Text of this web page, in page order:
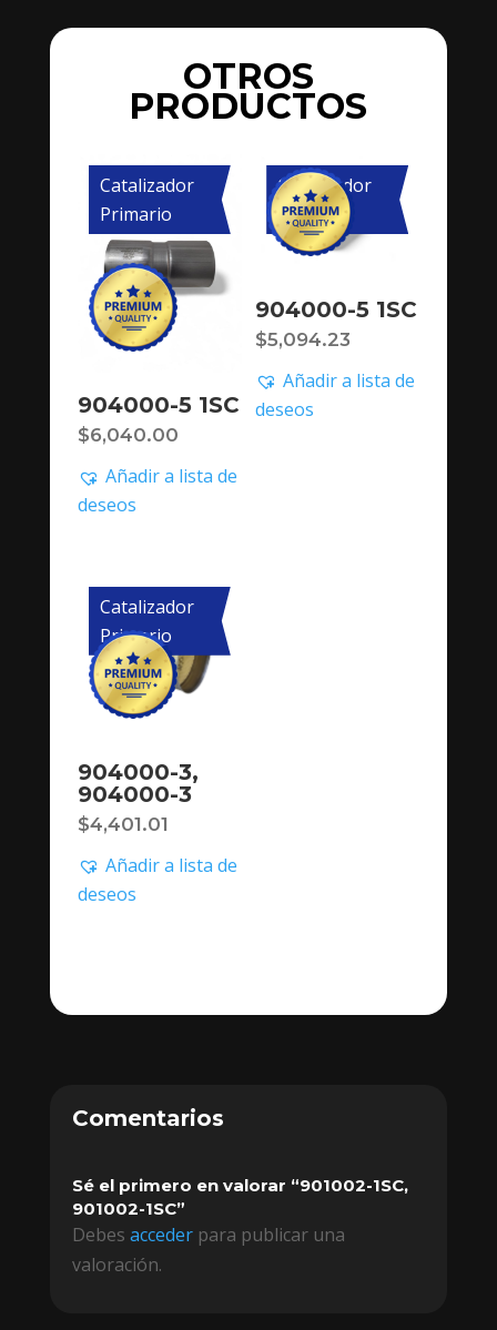
OTROS
PRODUCTOS
Catalizador
Primario
904000-5 1SC
$6,040.00
Añadir a lista de
deseos
Catalizador
Primario
904000-5 1SC
$5,094.23
Añadir a lista de
deseos
Catalizador
Primario
904000-3,
904000-3
$4,401.01
Añadir a lista de
deseos
Comentarios
Sé el primero en valorar “901002-1SC,
901002-1SC”
Debes accederpara publicar una
valoración.